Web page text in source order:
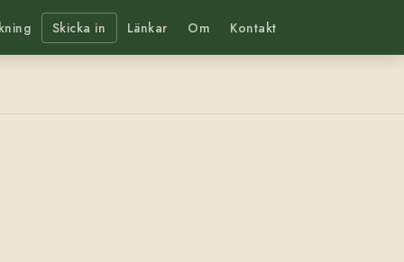
Skicka in Länkar Om Kontakt